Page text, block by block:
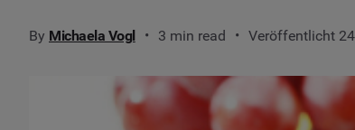
By Michaela Vogl 3 min read Veröffentlicht